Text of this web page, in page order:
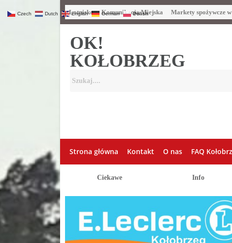
Lotnisko Komunikacja Miejska Markety spożywcze
OK!
KOŁOBRZEG
Strona główna Kontakt O nas FAQ
Ciekawe Info
Czech Dutch English German Polish